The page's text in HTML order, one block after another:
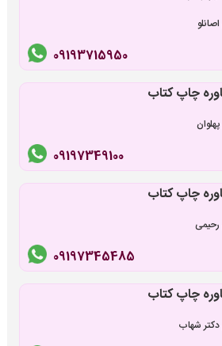
09193715950
چاپ کتاب
09197349100
چاپ کتاب
رحیمی
09197345485
چاپ کتاب
دکتر شهاب